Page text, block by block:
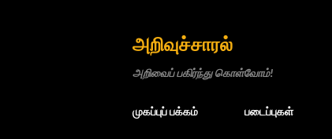
அறிவுச்சாரல்
அறிவைப் பகிர்ந்து கொள்வோம்!
முகப்புப் பக்கம் படைப்புகள்